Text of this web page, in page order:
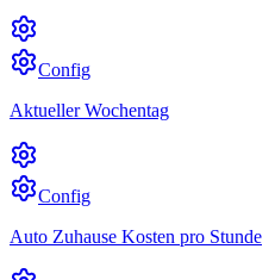
Config
Aktueller Wochentag
Config
Auto Zuhause Kosten pro Stunde